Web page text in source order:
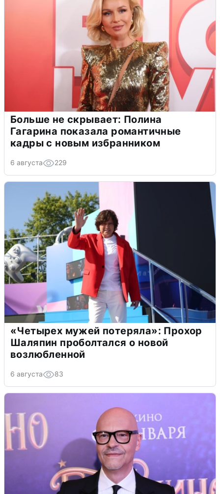
Больше не скрывает: Полина
Гагарина показала романтичные
кадры с новым избранником
6 августа 229
«Четырех мужей потеряла»: Прохор
Шаляпин проболтался о новой
возлюбленной
6 августа 83